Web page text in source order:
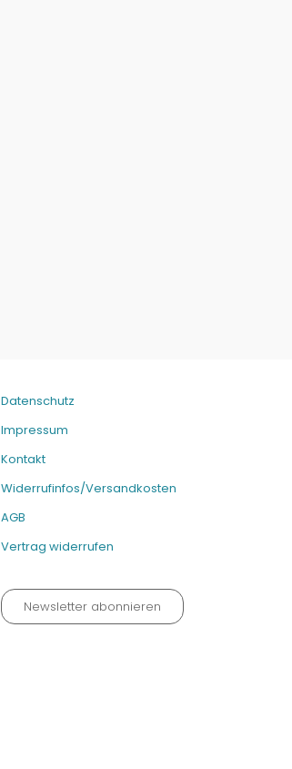
Datenschutz
Impressum
Kontakt
Widerrufinfos/Versandkosten
AGB
Vertrag widerrufen
Newsletter abonnieren